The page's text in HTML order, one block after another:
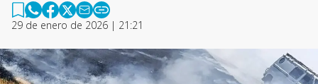
29 de enero de 2026 | 21:21